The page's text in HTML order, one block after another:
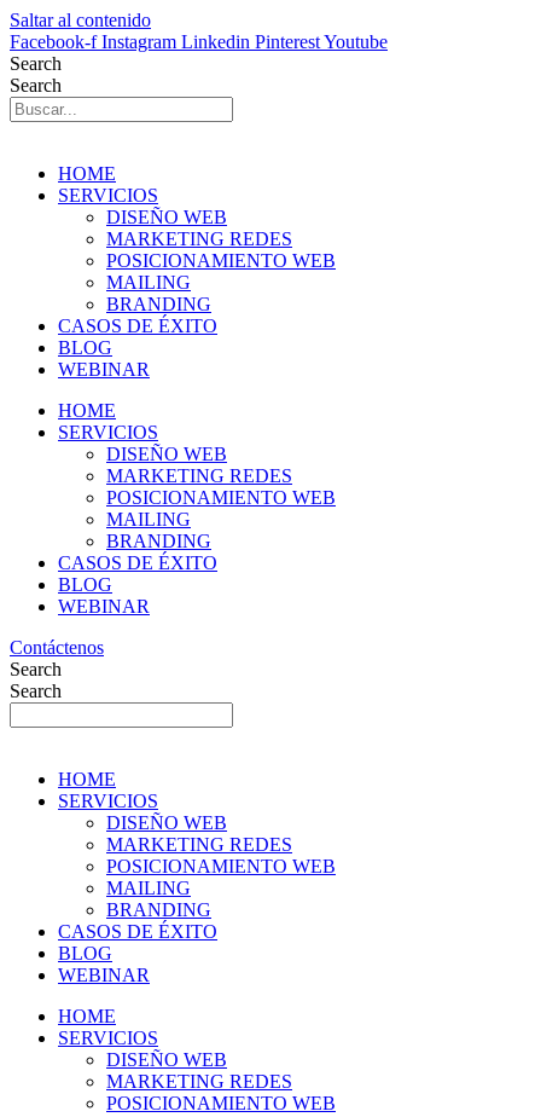
Saltar al contenido
Facebook-f Instagram Linkedin PinterestYoutube
Search
Search
HOME
SERVICIOS
DISEÑO WEB
MARKETING REDES
POSICIONAMIENTO WEB
MAILING
BRANDING
CASOS DE ÉXITO
BLOG
WEBINAR
HOME
SERVICIOS
DISEÑO WEB
MARKETING REDES
POSICIONAMIENTO WEB
MAILING
BRANDING
CASOS DE ÉXITO
BLOG
WEBINAR
Contáctenos
Search
Search
HOME
SERVICIOS
DISEÑO WEB
MARKETING REDES
POSICIONAMIENTO WEB
MAILING
BRANDING
CASOS DE ÉXITO
BLOG
WEBINAR
HOME
SERVICIOS
DISEÑO WEB
MARKETING REDES
POSICIONAMIENTO WEB